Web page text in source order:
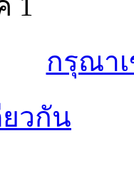
กรุณา
ยวกัน